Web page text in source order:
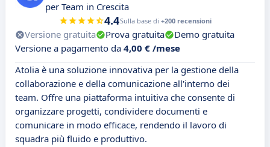
per Team in Crescita
4.4Sulla base di +200 recensioni
Versione gratuita Prova gratuita
Demo gratuita
Versione a pagamento da 4,00 € /mese
Atolia è una soluzione innovativa per la gestione della
collaborazione e della comunicazione all'interno dei
team. Offre una piattaforma intuitiva che consente di
organizzare progetti, condividere documenti e
comunicare in modo efficace, rendendo il lavoro di
squadra più fluido e produttivo.